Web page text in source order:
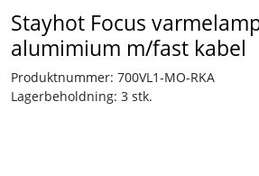
Stayhot Focus
alumimium m/fast kabel
Produktnummer: 700VL1-MO-RKA
Lagerbeholdning: 3 stk.
Kontakt